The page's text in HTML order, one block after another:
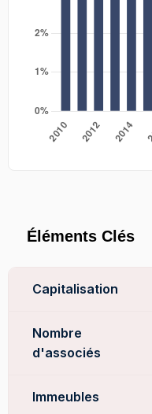
Éléments Clés
Capitalisation
Nombre
d'associés
Immeubles